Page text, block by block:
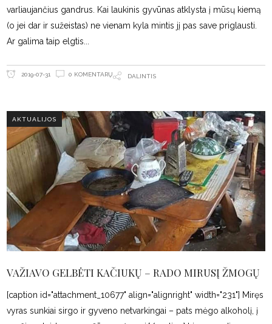
varliaujančius gandrus. Kai laukinis gyvūnas atklysta į mūsų kiemą
(o jei dar ir sužeistas) ne vienam kyla mintis jį pas save priglausti.
Ar galima taip elgtis
2019-07-31 0 KOMENTARŲ DALINTIS
AKTUALIJOS
VAŽIAVO GELBĖTI KAČIUKŲ – RADO MIRUSĮ ŽMOGŲ
[caption id="attachment_10677" align="alignright" width="231"] Miręs
vyras sunkiai sirgo ir gyveno netvarkingai – pats mėgo alkoholį, į